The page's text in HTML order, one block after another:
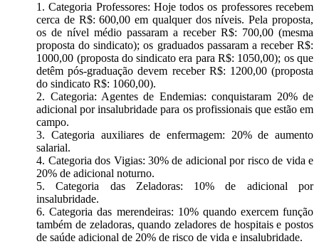
1. Categoria Professores: Hoje todos os professores recebem
cerca de R$: 600,00 em qualquer dos níveis. Pela proposta,
os de nível médio passaram a receber R$: 700,00 (mesma
proposta do sindicato); os graduados passaram a receber R$:
1000,00 (proposta do sindicato era para R$: 1050,00); os que
detêm pós-graduação devem receber R$: 1200,00 (proposta
do sindicato R$: 1060,00).
2. Categoria: Agentes de Endemias: conquistaram 20% de
adicional por insalubridade para os profissionais que estão em
campo.
3. Categoria auxiliares de enfermagem: 20% de aumento
salarial.
4. Categoria dos Vigias: 30% de adicional por risco de vida e
20% de adicional noturno.
5. Categoria das Zeladoras: 10% de adicional por
insalubridade.
6. Categoria das merendeiras: 10% quando exercem função
também de zeladoras, quando zeladores de hospitais e postos
de saúde adicional de 20% de risco de vida e insalubridade.